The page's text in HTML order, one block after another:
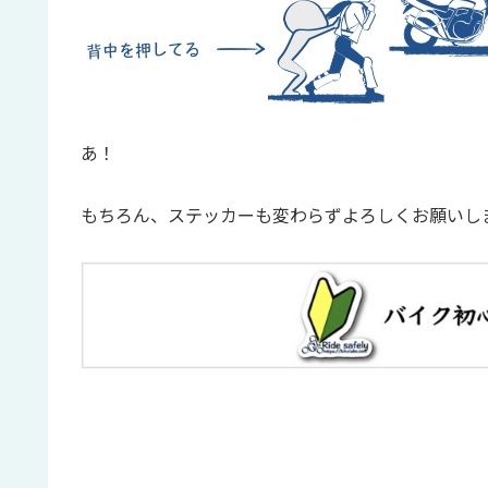
あ！
もちろん、ステッカーも変わらずよろしくお願いし